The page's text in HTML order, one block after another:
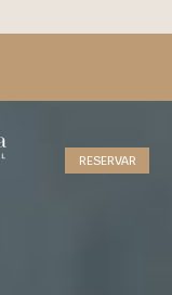
RESERVAR